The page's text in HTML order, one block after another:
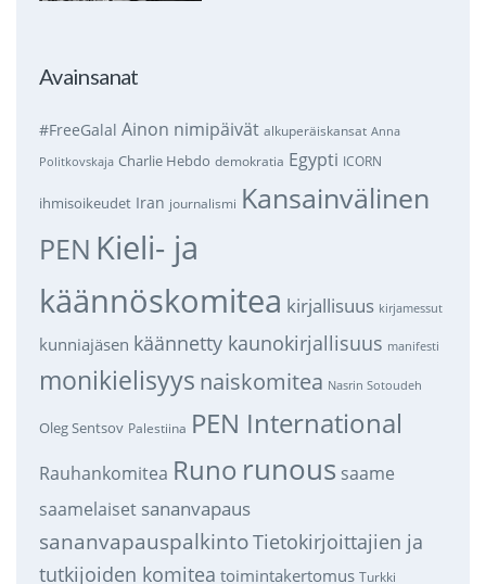
Avainsanat
#FreeGalal Ainon nimipäivät alkuperäiskansat Anna
Politkovskaja Charlie Hebdo demokratia Egypti ICORN
ihmisoikeudet Iran journalismi Kansainvälinen
PEN Kieli- ja
käännöskomitea kirjallisuus kirjamessut
kunniajäsen käännetty kaunokirjallisuus manifesti
monikielisyys naiskomitea Nasrin Sotoudeh
Oleg Sentsov Palestiina PEN International
Rauhankomitea Runo runous saame
saamelaiset sananvapaus
sananvapauspalkintoTietokirjoittajien ja
tutkijoiden komitea toimintakertomus Turkki